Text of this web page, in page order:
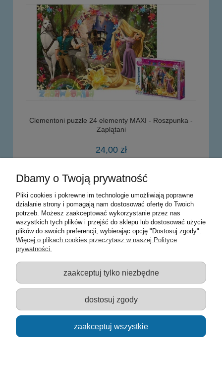
Clementoni puzzle 24 elementy MAXI - Roszpunka -
Zaplątani
24,00 zł
powiadom o dostępności
Warunki zakupów
Moje konto
Informacje o sklepie
Sklep z zabawkami Łódź :: Hurownia zabawek :: Zabawki
edukacyjne :: Zestawy artystyczne :: Zabawki :: samochody Welly
:: Zabawkownia :: zabawki dla dzieci :: Lalki :: Klocki :: Artykuły
szkolne ::
Dbamy o Twoją prywatność
Pliki cookies i pokrewne im technologie umożliwiają poprawne
działanie strony i pomagają nam dostosować ofertę do Twoich
potrzeb. Możesz zaakceptować wykorzystanie przez nas
wszystkich tych plików i przejść do sklepu lub dostosować użycie
plików do swoich preferencji, wybierając opcję "Dostosuj zgody".
Więcej o plikach cookies przeczytasz w naszej Polityce
prywatności.
zaakceptuj tylko niezbędne
dostosuj zgody
zaakceptuj wszystkie